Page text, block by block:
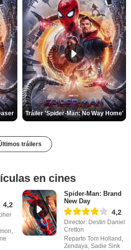
Tráiler 'Spider-Man: No Way Home'
tráilers
en cines
4,2
Spider-Man: Brand
New Day
4,2
Director: Destin Daniel
Cretton
Reparto Tom Holland,
Zendaya, Sadie Sink